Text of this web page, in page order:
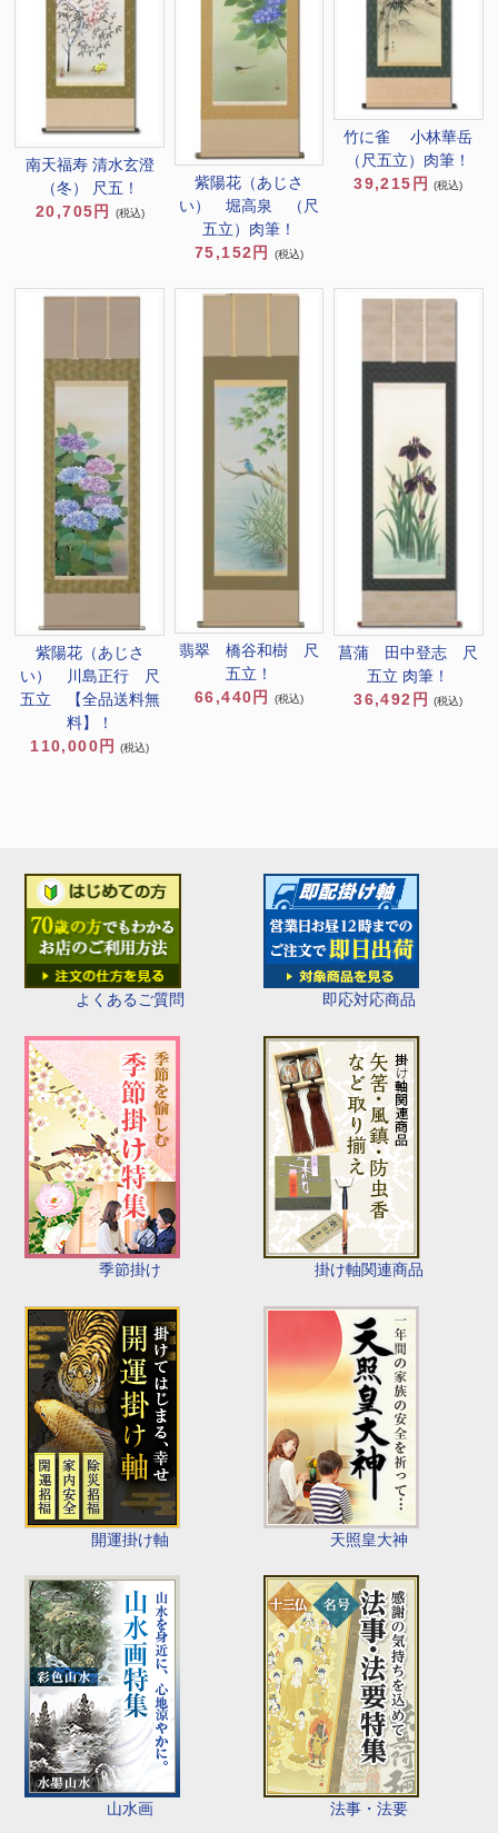
よくあるご質問 即応対応商品
季節掛け 掛け軸関連商品
開運掛け軸 天照皇大神
山水画 法事・法要
南天福寿 清水玄澄
（冬） 尺五！
20,705円
(税込)
紫陽花（あじさ
い） 堀高泉 （尺
五立）肉筆！
75,152円
(税込)
竹に雀 小林華岳
（尺五立）肉筆！
39,215円
(税込)
紫陽花（あじさ
い） 川島正行 尺
五立 【全品送料無
料】！
110,000円
(税込)
翡翠 橋谷和樹 尺
五立！
66,440円
(税込)
菖蒲 田中登志 尺
五立 肉筆！
36,492円
(税込)